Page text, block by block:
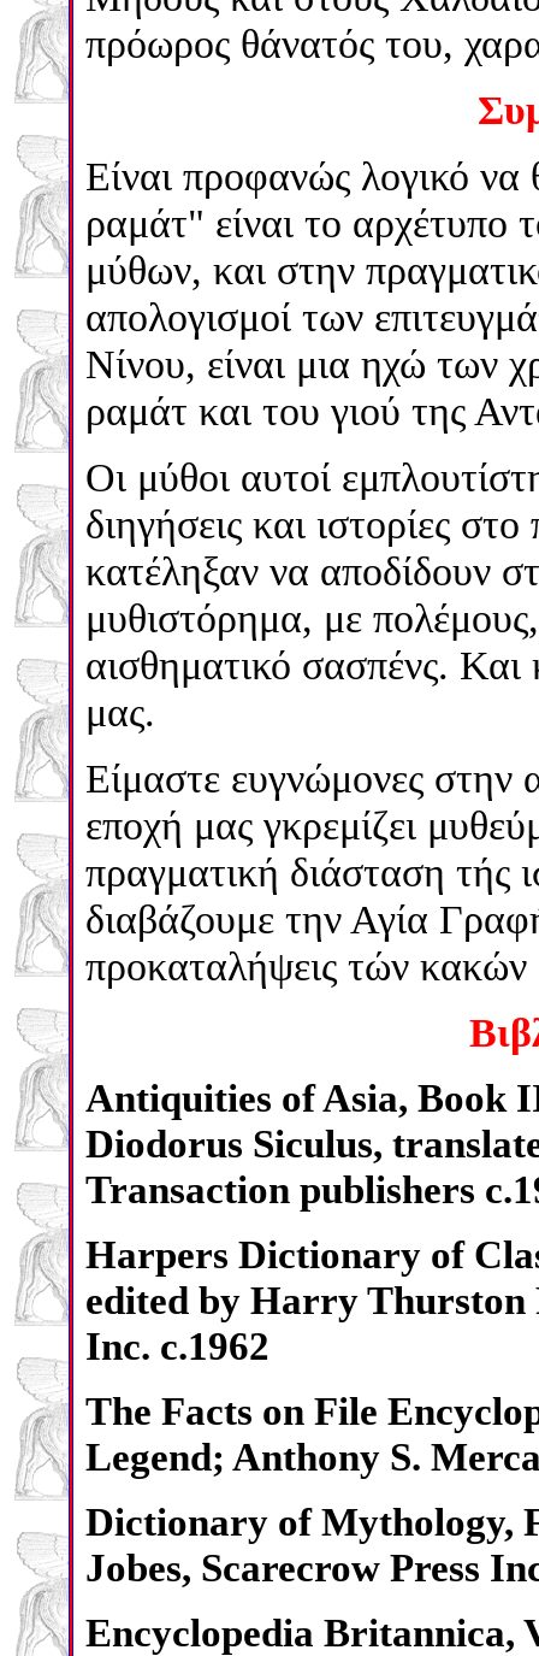
πρόωρος θάνατός του,
Είναι προφανώς λογικό
ραμάτ" είναι το αρχέτυπο
μύθων, και στην
απολογισμοί των
Νίνου, είναι μια ηχώ των
ραμάτ και του γιού της
Οι μύθοι αυτοί
διηγήσεις και ιστορίες
κατέληξαν να αποδίδουν
μυθιστόρημα, με
αισθηματικό σασπένς. Και
μας.
Είμαστε ευγνώμονες στην
εποχή μας γκρεμίζει
πραγματική διάσταση τής
διαβάζουμε την Αγία
προκαταλήψεις τών κακών
Antiquities of Asia,
Diodorus Siculus,
Transaction publishers
Harpers Dictionary of
edited by Harry Thurston
Inc. c.1962
The Facts on File
Legend; Anthony S.
Dictionary of Mythology,
Jobes, Scarecrow Press
Encyclopedia Britannica,